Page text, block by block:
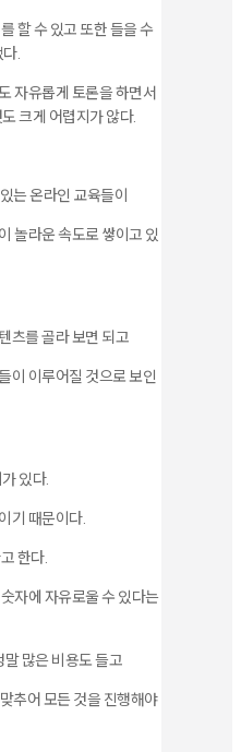
할 수 있고 또한 들을 수
.
자유롭게 토론을 하면서
크게 어렵지가 않다.
는 온라인 교육들이
놀라운 속도로 쌓이고 있
츠를 골라 보면 되고
이 이루어질 것으로 보인
있다.
기 때문이다.
한다.
자에 자유로울 수 있다는
많은 비용도 들고
추어 모든 것을 진행해야